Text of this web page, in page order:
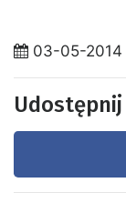
03-05-2014